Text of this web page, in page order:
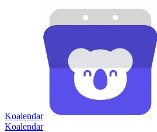
Koalendar
Koalendar